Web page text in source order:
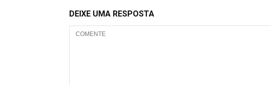
DEIXE UMA RESPOSTA